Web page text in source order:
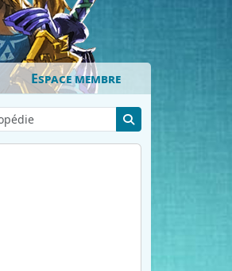
Espace membre